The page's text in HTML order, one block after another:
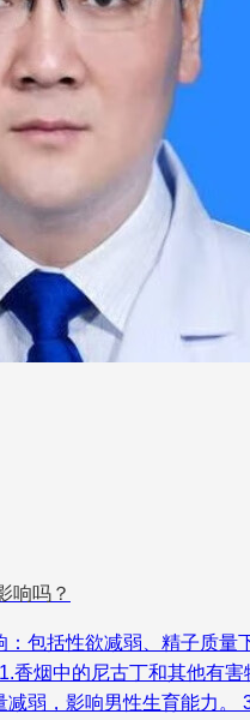
响吗？
包括性欲减弱、精子质
香烟中的尼古丁和其他有
弱，影响男性生育能力